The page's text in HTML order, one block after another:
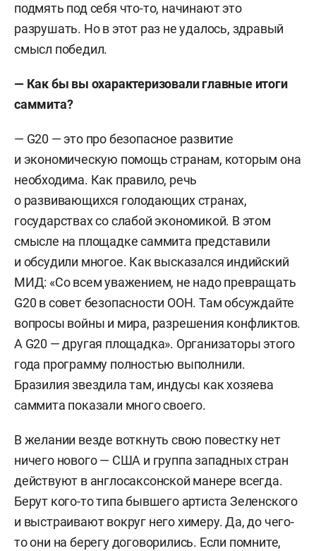
подмять под себя что-то, начинают это
разрушать. Но в этот раз не удалось, здравый
смысл победил.
— Как бы вы охарактеризовали главные итоги
саммита?
— G20 — это про безопасное развитие
и экономическую помощь странам, которым она
необходима. Как правило, речь
о развивающихся голодающих странах,
государствах со слабой экономикой. В этом
смысле на площадке саммита представили
и обсудили многое. Как высказался индийский
МИД: «Со всем уважением, не надо превращать
G20 в совет безопасности ООН. Там обсуждайте
вопросы войны и мира, разрешения конфликтов.
А G20 — другая площадка». Организаторы этого
года программу полностью выполнили.
Бразилия звездила там, индусы как хозяева
саммита показали много своего.
В желании везде воткнуть свою повестку нет
ничего нового — США и группа западных стран
действуют в англосаксонской манере всегда.
Берут кого-то типа бывшего артиста Зеленского
и выстраивают вокруг него химеру. Да, до чего-
то они на берегу договорились. Если помните,